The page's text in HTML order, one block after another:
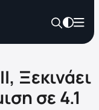
Ξεκινάει
σε 4.1